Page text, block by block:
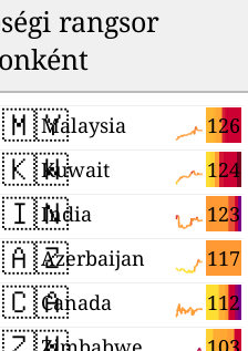
rangsor
🇲🇾 126
Malaysia
🇰🇼 124
Kuwait
🇮🇳 123
India
🇦🇿 117
Azerbaijan
🇨🇦 112
Canada